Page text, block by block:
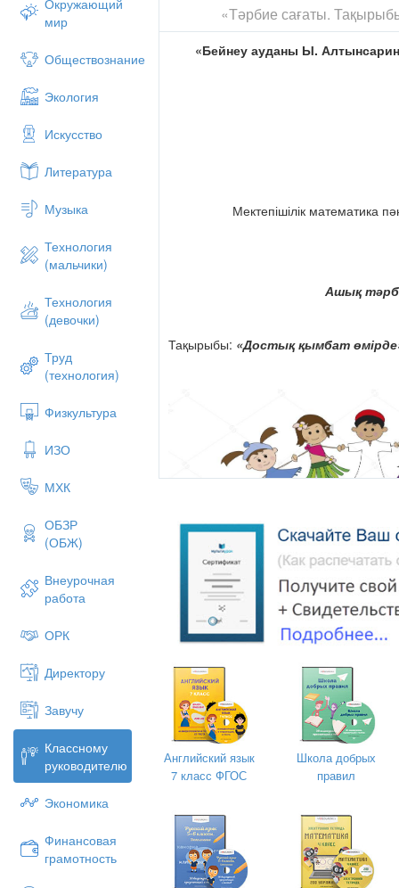
Окружающий
мир
Обществознание
Экология
Искусство
Литература
Музыка
Технология
(мальчики)
Технология
(девочки)
Труд
(технология)
Физкультура
ИЗО
МХК
ОБЗР
(ОБЖ)
Внеурочная
работа
ОРК
Директору
Завучу
Классному
руководителю
Экономика
Финансовая
грамотность
«Тәрбие сағаты.
«Бейнеу ауданы Ы.
Мектепішілік математика
Ашық
Тақырыбы: «Достық қымбат
Английский язык
7 класс ФГОС
Школа добрых
правил